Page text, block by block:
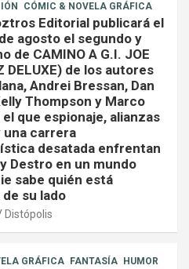
CÓMIC & NOVELA GRÁFICA
Editorial publicará el
agosto el segundo y
de CAMINO A G.I. JOE
DELUXE) de los autores
Andrei Bressan, Dan
Thompson y Marco
que espionaje, alianzas
carrera
desatada enfrentan
Destro en un mundo
sabe quién está
su lado
Distópolis
GRÁFICA FANTASÍA HUMOR